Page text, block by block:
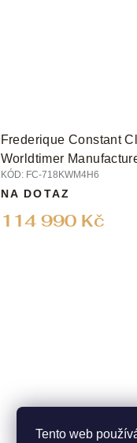
Tento web
Frederique Constant
Worldtimer
KÓD: FC-718KWM4H6
114 990 Kč
NA DOTAZ